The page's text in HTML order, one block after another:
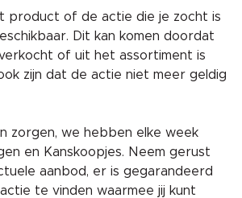
product of de actie die je zocht is
Dit kan komen doordat
of uit het assortiment is
zijn dat de actie niet meer geldig
zorgen, we hebben elke week
en Kanskoopjes. Neem gerust
aanbod, er is gegarandeerd
te vinden waarmee jij kunt